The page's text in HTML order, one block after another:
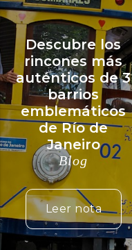
Descubre los
rincones más
auténticos de 3
barrios
emblemáticos
de Río de
Janeiro
Blog
Leer nota